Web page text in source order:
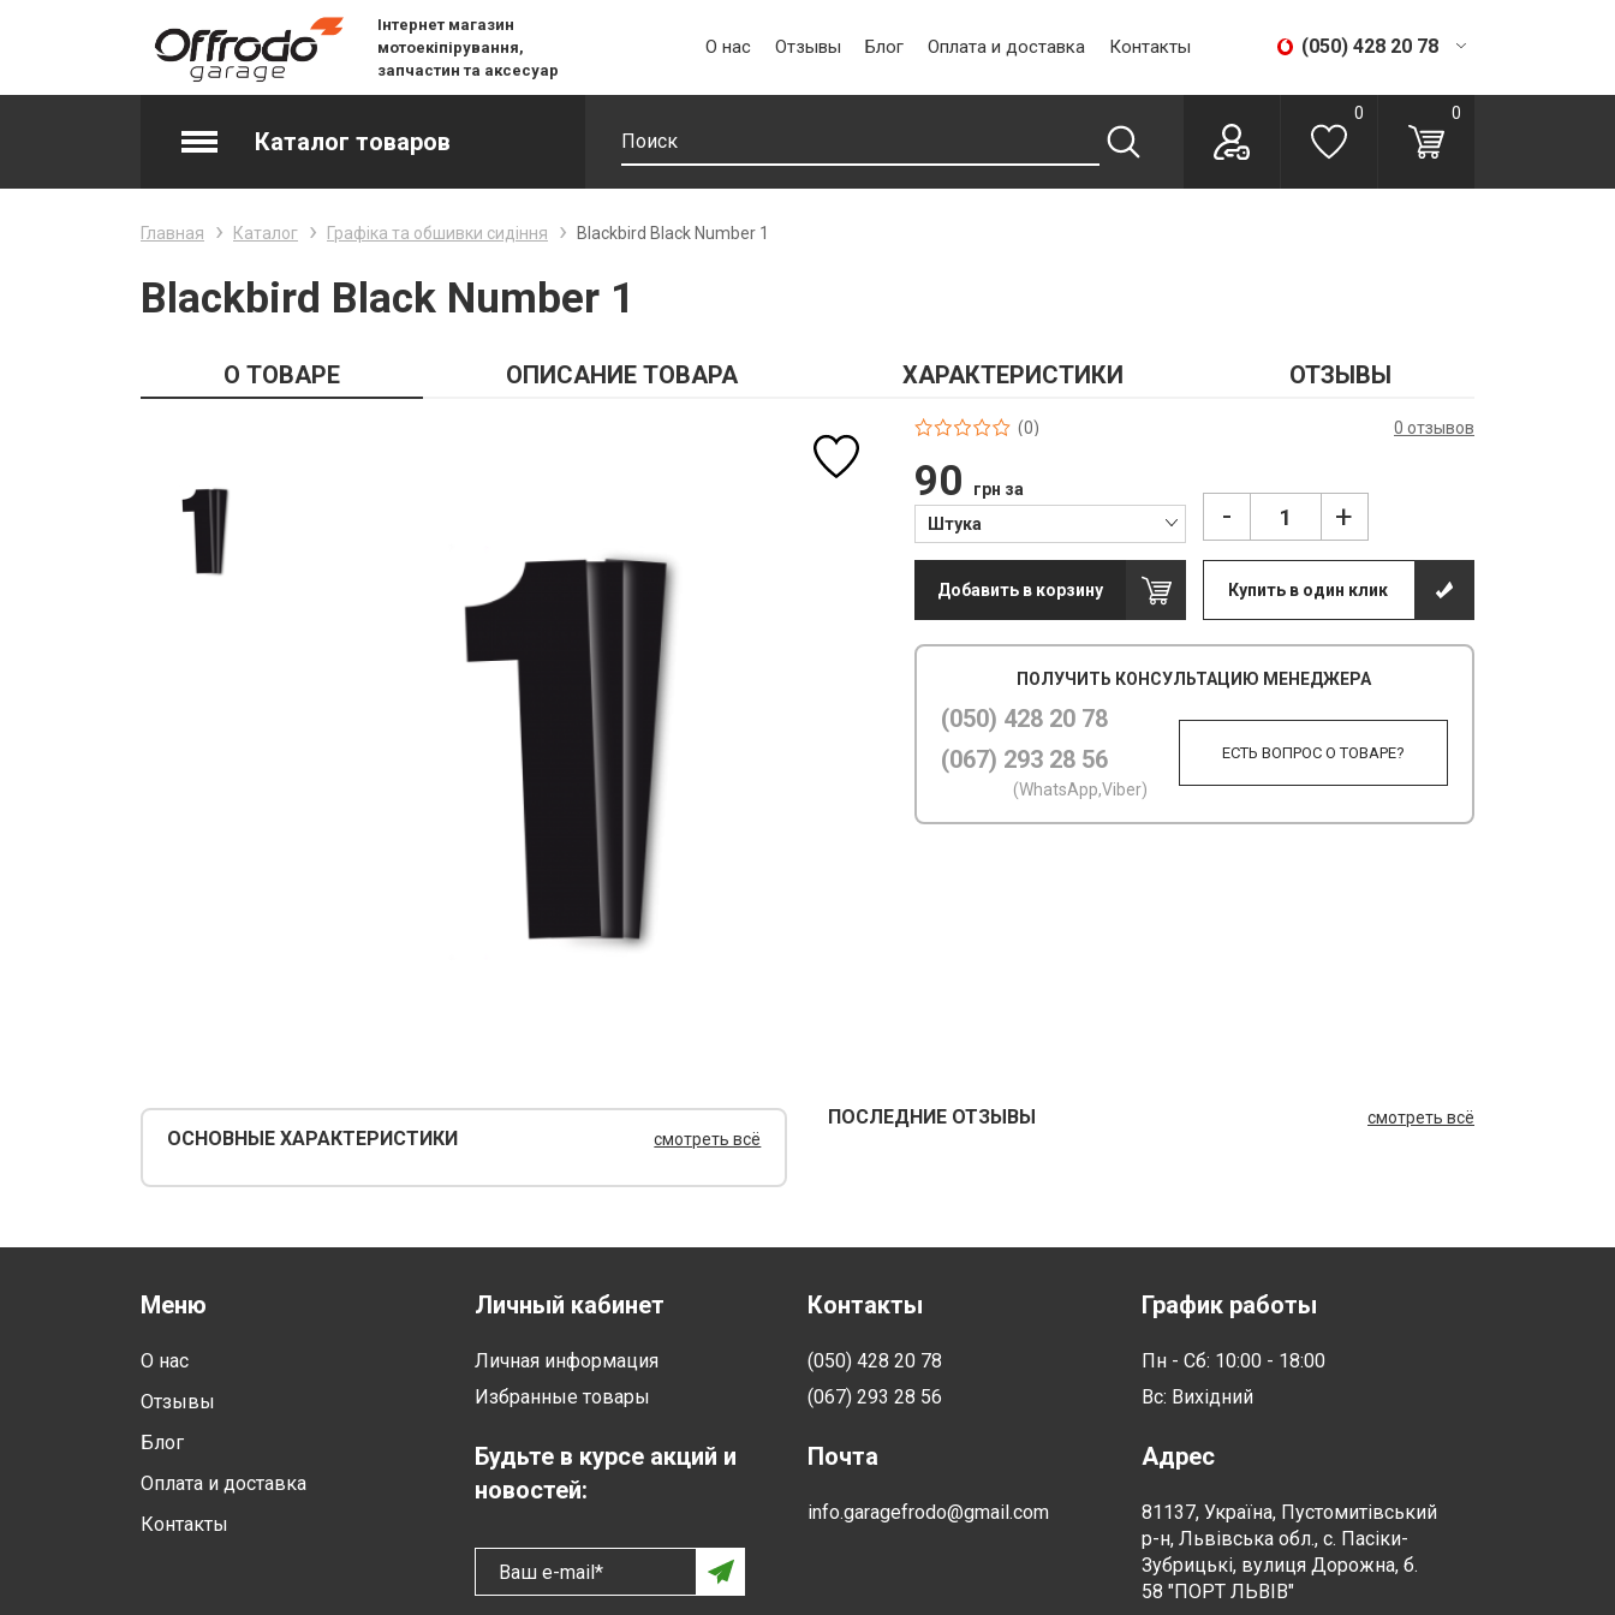
Інтернет магазин
мотоекіпірування,
запчастин та аксесуар
О нас Отзывы Блог Оплата и доставка Контакты (050) 428 20 78
(067) 293 28 56
Каталог товаров
Джерсі
Lifestyle
Вилочне масло
Гідравлічне масло
0 0
Главная Каталог Графіка та обшивки сидіння Blackbird Black Number 1
Blackbird Black Number 1
О ТОВАРЕ ОПИСАНИЕ ТОВАРА ХАРАКТЕРИСТИКИ ОТЗЫВЫ
(0) 0 отзывов
90
грн за
Штука
- +
Добавить в корзину Купить в один клик
ПОЛУЧИТЬ КОНСУЛЬТАЦИЮ МЕНЕДЖЕРА
(050) 428 20 78
(067) 293 28 56
(WhatsApp,Viber)
ЕСТЬ ВОПРОС О ТОВАРЕ?
ОСНОВНЫЕ ХАРАКТЕРИСТИКИ смотреть всё
ПОСЛЕДНИЕ ОТЗЫВЫ смотреть всё
Меню
О нас
Отзывы
Блог
Оплата и доставка
Контакты
Личный кабинет
Личная информация
Избранные товары
Будьте в курсе акций и
новостей:
Ваш e-mail*
Контакты
(050) 428 20 78
(067) 293 28 56
Почта
info.garagefrodo@gmail.com
График работы
Пн - Сб: 10:00 - 18:00
Вс: Вихідний
Адрес
81137, Україна, Пустомитівський
р-н, Львівська обл., с. Пасіки-
Зубрицькі, вулиця Дорожна, б.
58 "ПОРТ ЛЬВІВ"